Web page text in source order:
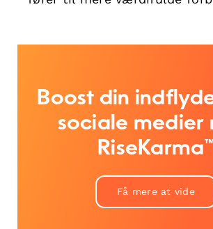
Boost din
sociale medier
RiseKarma™
Få mere at vide